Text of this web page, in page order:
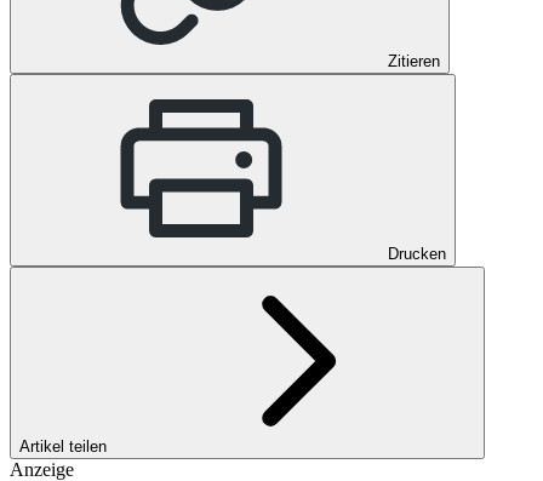
Zitieren
Drucken
Artikel teilen
Anzeige